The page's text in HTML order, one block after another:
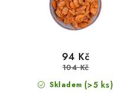
Skladem (>5 ks)
94 Kč
104 Kč